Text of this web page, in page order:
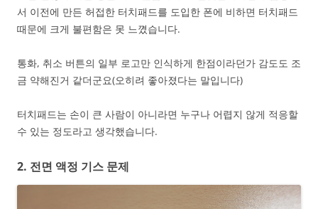
서 이전에 만든 허접한 터치패드를 도입한 폰에 비하면 터치패드
때문에 크게 불편함은 못 느꼈습니다.
통화, 취소 버튼의 일부 로고만 인식하게 한점이라던가 감도도 조
금 약해진거 같더군요(오히려 좋아졌다는 말입니다)
터치패드는 손이 큰 사람이 아니라면 누구나 어렵지 않게 적응할
수 있는 정도라고 생각했습니다.
2. 전면 액정 기스 문제